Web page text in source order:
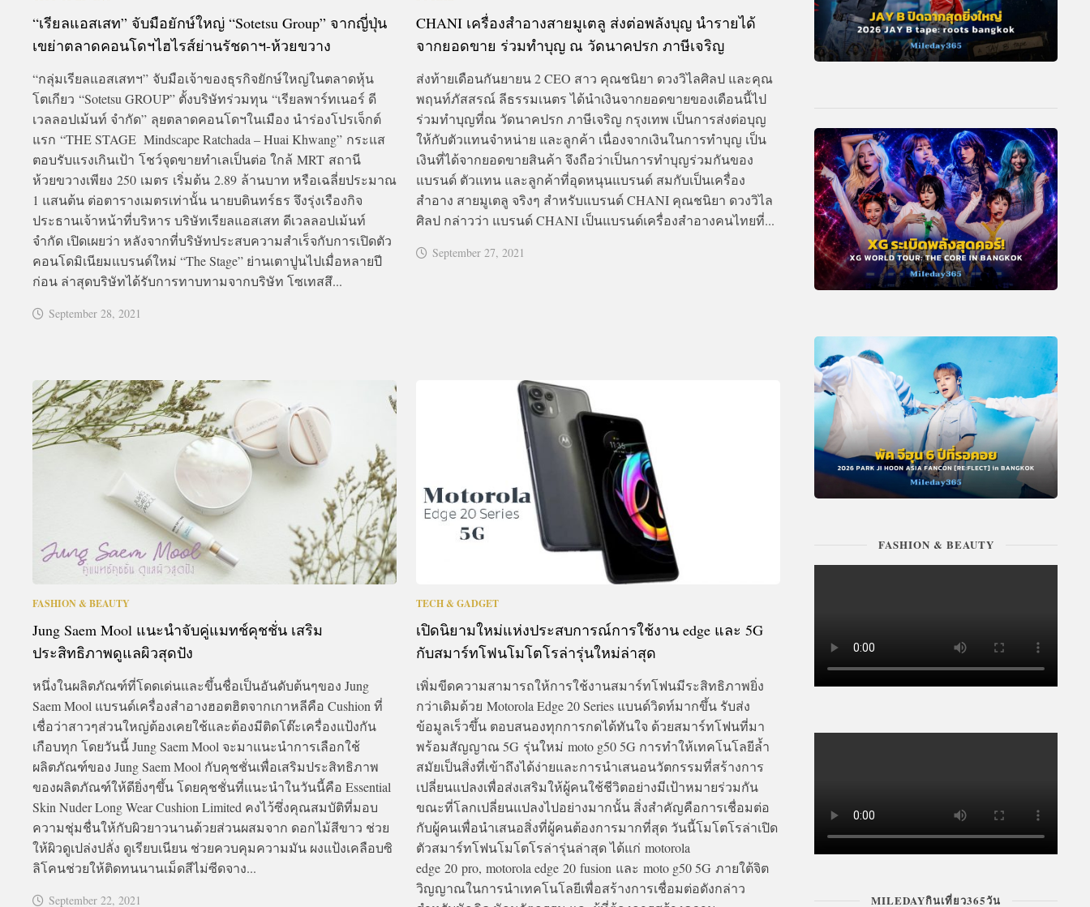
“เรียลแอสเสท” จับมือยักษ์ใหญ่ “Sotetsu Group” จากญี่ปุ่น
เขย่าตลาดคอนโดฯไฮไรส์ย่านรัชดาฯ-ห้วยขวาง
“กลุ่มเรียลแอสเสทฯ” จับมือเจ้าของธุรกิจยักษ์ใหญ่ในตลาดหุ้น
โตเกียว “Sotetsu GROUP” ตั้งบริษัทร่วมทุน “เรียลพาร์ทเนอร์ ดี
เวลลอปเม้นท์ จำกัด” ลุยตลาดคอนโดฯในเมือง นำร่องโปรเจ็กต์
แรก “THE STAGE Mindscape Ratchada – Huai Khwang” กระแส
ตอบรับแรงเกินเป้า โชว์จุดขายทำเลเป็นต่อ ใกล้ MRT สถานี
ห้วยขวางเพียง 250 เมตร เริ่มต้น 2.89 ล้านบาท หรือเฉลี่ยประมาณ
1 แสนต้น ต่อตารางเมตรเท่านั้น นายบดินทร์ธร จึงรุ่งเรืองกิจ
ประธานเจ้าหน้าที่บริหาร บริษัทเรียลแอสเสท ดีเวลลอปเม้นท์
จำกัด เปิดเผยว่า หลังจากที่บริษัทประสบความสำเร็จกับการเปิดตัว
คอนโดมิเนียมแบรนด์ใหม่ “The Stage” ย่านเตาปูนไปเมื่อหลายปี
ก่อน ล่าสุดบริษัทได้รับการทาบทามจากบริษัท โซเทสสึ...
September 28, 2021
CHANI เครื่องสำอางสายมูเตลู ส่งต่อพลังบุญ นำรายได้
จากยอดขาย ร่วมทำบุญ ณ วัดนาคปรก ภาษีเจริญ
ส่งท้ายเดือนกันยายน 2 CEO สาว คุณชนิยา ดวงวิไลศิลป และคุณ
พฤนท์ภัสสรณ์ ลีธรรมเนตร ได้นำเงินจากยอดขายของเดือนนี้ไป
ร่วมทำบุญที่ณ วัดนาคปรก ภาษีเจริญ กรุงเทพ เป็นการส่งต่อบุญ
ให้กับตัวแทนจำหน่าย และลูกค้า เนื่องจากเงินในการทำบุญ เป็น
เงินที่ได้จากยอดขายสินค้า จึงถือว่าเป็นการทำบุญร่วมกันของ
แบรนด์ ตัวแทน และลูกค้าที่อุดหนุนแบรนด์ สมกับเป็นเครื่อง
สำอาง สายมูเตลู จริงๆ สำหรับแบรนด์ CHANI คุณชนิยา ดวงวิไล
ศิลป กล่าวว่า แบรนด์ CHANI เป็นแบรนด์เครื่องสำอางคนไทยที่...
September 27, 2021
FASHION & BEAUTY
Jung Saem Mool แนะนำจับคู่แมทช์คุชชั่น เสริม
ประสิทธิภาพดูแลผิวสุดปัง
หนึ่งในผลิตภัณฑ์ที่โดดเด่นและขึ้นชื่อเป็นอันดับต้นๆของ Jung
Saem Mool แบรนด์เครื่องสำอางฮอตฮิตจากเกาหลีคือ Cushion ที่
เชื่อว่าสาวๆส่วนใหญ่ต้องเคยใช้และต้องมีติดโต๊ะเครื่องแป้งกัน
เกือบทุก โดยวันนี้ Jung Saem Mool จะมาแนะนำการเลือกใช้
ผลิตภัณฑ์ของ Jung Saem Mool กับคุชชั่นเพื่อเสริมประสิทธิภาพ
ของผลิตภัณฑ์ให้ดียิ่งๆขึ้น โดยคุชชั่นที่แนะนำในวันนี้คือ Essential
Skin Nuder Long Wear Cushion Limited คงไว้ซึ่งคุณสมบัติที่มอบ
ความชุ่มชื่นให้กับผิวยาวนานด้วยส่วนผสมจาก ดอกไม้สีขาว ช่วย
ให้ผิวดูเปล่งปลั่ง ดูเรียบเนียน ช่วยควบคุมความมัน ผงแป้งเคลือบซิ
ลิโคนช่วยให้ติดทนนานเม็ดสีไม่ซีดจาง...
September 22, 2021
TECH & GADGET
เปิดนิยามใหม่แห่งประสบการณ์การใช้งาน edge และ 5G
กับสมาร์ทโฟนโมโตโรล่ารุ่นใหม่ล่าสุด
เพิ่มขีดความสามารถให้การใช้งานสมาร์ทโฟนมีระสิทธิภาพยิ่ง
กว่าเดิมด้วย Motorola Edge 20 Series แบนด์วิดท์มากขึ้น รับส่ง
ข้อมูลเร็วขึ้น ตอบสนองทุกการกดได้ทันใจ ด้วยสมาร์ทโฟนที่มา
พร้อมสัญญาณ 5G รุ่นใหม่ moto g50 5G การทำให้เทคโนโลยีล้ำ
สมัยเป็นสิ่งที่เข้าถึงได้ง่ายและการนำเสนอนวัตกรรมที่สร้างการ
เปลี่ยนแปลงเพื่อส่งเสริมให้ผู้คนใช้ชีวิตอย่างมีเป้าหมายร่วมกัน
ขณะที่โลกเปลี่ยนแปลงไปอย่างมากนั้น สิ่งสำคัญคือการเชื่อมต่อ
กับผู้คนเพื่อนำเสนอสิ่งที่ผู้คนต้องการมากที่สุด วันนี้โมโตโรล่าเปิด
ตัวสมาร์ทโฟนโมโตโรล่ารุ่นล่าสุด ได้แก่ motorola
edge 20 pro, motorola edge 20 fusion และ moto g50 5G ภายใต้จิต
วิญญาณในการนำเทคโนโลยีเพื่อสร้างการเชื่อมต่อดังกล่าว
FASHION & BEAUTY
MILEDAYกินเที่ยว365วัน